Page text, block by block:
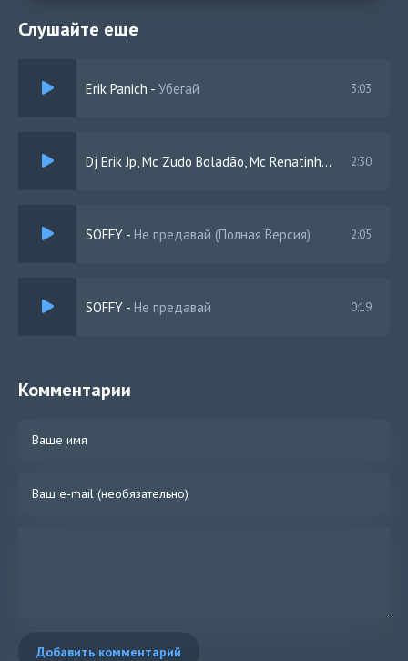
Слушайте еще
Erik Panich - Убегай 3:03
Dj Erik Jp, Mc Zudo Boladão, Mc Renatinho Falcão 2:30
SOFFY - Не предавай (Полная Версия) 2:05
SOFFY - Не предавай 0:19
Комментарии
Добавить комментарий